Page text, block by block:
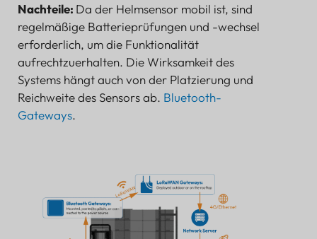
Nachteile: Da der Helmsensor mobil ist, sind
regelmäßige Batterieprüfungen und -wechsel
erforderlich, um die Funktionalität
aufrechtzuerhalten. Die Wirksamkeit des
Systems hängt auch von der Platzierung und
Reichweite des Sensors ab. Bluetooth-
Gateways.